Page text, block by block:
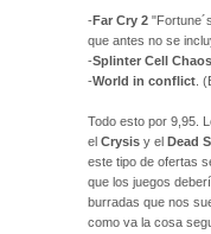
-Far Cry 2
que antes no se
-Splinter Cell
-World in conflict .
Todo esto por 9,95.
el Crysis y el Dead
este tipo de ofertas
que los juegos
burradas que nos
como va la cosa